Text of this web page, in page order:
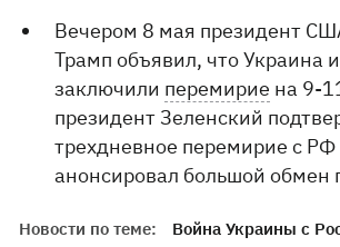
Вечером 8 мая президент
Трамп объявил, что Украина
заключили перемирие на 9-
президент Зеленский
трехдневное перемирие с РФ
анонсировал большой обмен
Новости по теме:
Война Украины с